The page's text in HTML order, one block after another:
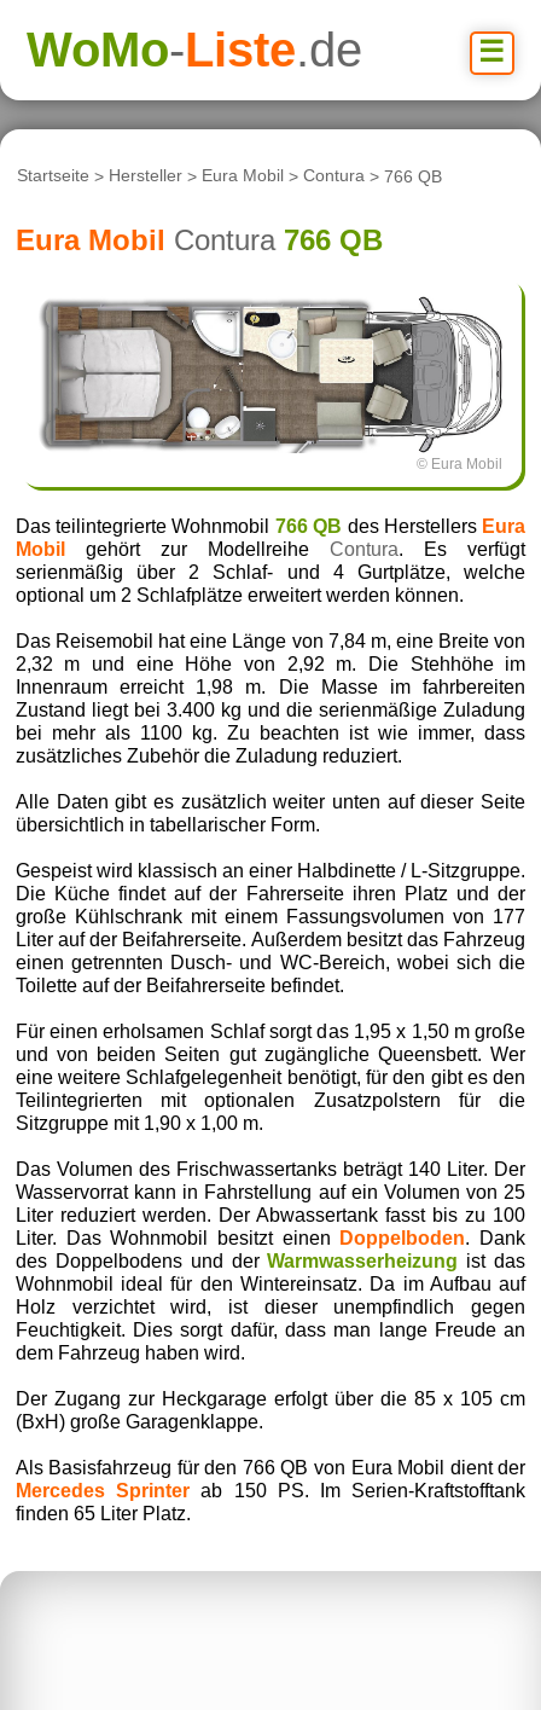
☰
WoMo-Liste.de
Startseite > Hersteller > Eura Mobil >Contura > 766 QB
Eura Mobil Contura 766 QB
© Eura Mobil
Das teilintegrierte Wohnmobil 766 QB des Herstellers Eura
Mobil
gehört zur ModellreiheContura. Es verfügt
serienmäßig über 2 Schlaf- und 4 Gurtplätze, welche
optional um 2 Schlafplätze erweitert werden können.
Das Reisemobil hat eine Länge von 7,84 m, eine Breite von
2,32 m und eine Höhe von 2,92 m. Die Stehhöhe im
Innenraum erreicht 1,98 m. Die Masse im fahrbereiten
Zustand liegt bei 3.400 kg und die serienmäßige Zuladung
bei mehr als 1100 kg. Zu beachten ist wie immer, dass
zusätzliches Zubehör die Zuladung reduziert.
Alle Daten gibt es zusätzlich weiter unten auf dieser Seite
übersichtlich in tabellarischer Form.
Gespeist wird klassisch an einer Halbdinette / L-Sitzgruppe.
Die Küche findet auf der Fahrerseite ihren Platz und der
große Kühlschrank mit einem Fassungsvolumen von 177
Liter auf der Beifahrerseite. Außerdem besitzt das Fahrzeug
einen getrennten Dusch- und WC-Bereich, wobei sich die
Toilette auf der Beifahrerseite befindet.
Für einen erholsamen Schlaf sorgt das 1,95 x 1,50 m große
und von beiden Seiten gut zugängliche Queensbett. Wer
eine weitere Schlafgelegenheit benötigt, für den gibt es den
Teilintegrierten mit optionalen Zusatzpolstern für die
Sitzgruppe mit 1,90 x 1,00 m.
Das Volumen des Frischwassertanks beträgt 140 Liter. Der
Wasservorrat kann in Fahrstellung auf ein Volumen von 25
Liter reduziert werden. Der Abwassertank fasst bis zu 100
Liter. Das Wohnmobil besitzt einen
Doppelboden. Dank
des Doppelbodens und derWarmwasserheizung ist das
Wohnmobil ideal für den Wintereinsatz. Da im Aufbau auf
Holz verzichtet wird, ist dieser unempfindlich gegen
Feuchtigkeit. Dies sorgt dafür, dass man lange Freude an
dem Fahrzeug haben wird.
Der Zugang zur Heckgarage erfolgt über die 85 x 105 cm
(BxH) große Garagenklappe.
Als Basisfahrzeug für den 766 QB von Eura Mobil dient der
Mercedes Sprinter ab 150 PS. Im Serien-Kraftstofftank
finden 65 Liter Platz.